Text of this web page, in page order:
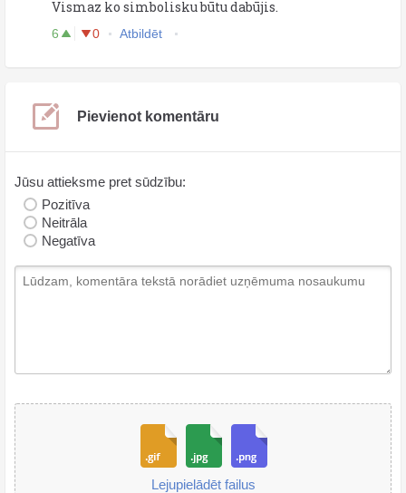
Vismaz ko simbolisku būtu dabūjis.
6 0 Atbildēt
Pievienot komentāru
Jūsu attieksme pret sūdzību:
Pozitīva
Neitrāla
Negatīva
Lejupielādēt failus